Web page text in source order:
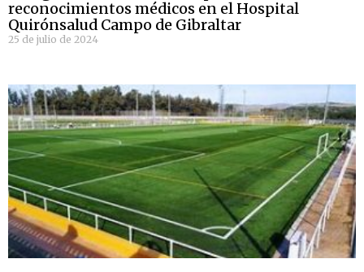
reconocimientos médicos en el Hospital
Quirónsalud Campo de Gibraltar
25 de julio de 2024